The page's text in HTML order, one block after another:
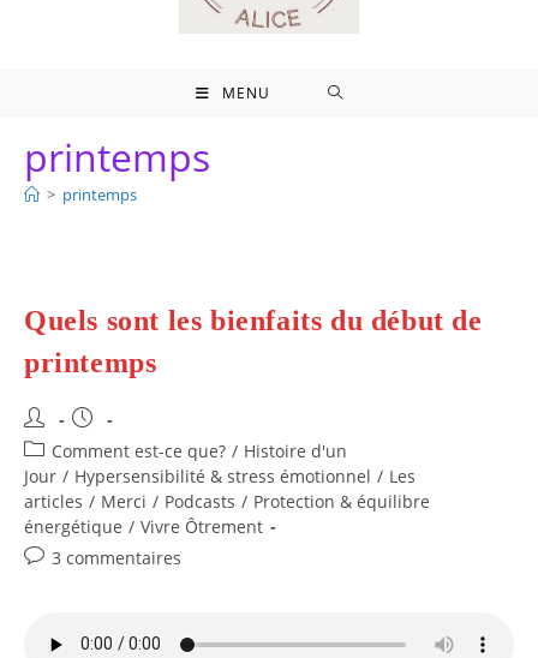
MENU
printemps
> printemps
Quels sont les bienfaits du début de
printemps
Auteur/autrice
de
la
publication :
Publication
publiée :
Post
category:
Comment est-ce que? / Histoire d'un
Jour / Hypersensibilité & stress émotionnel / Les
articles / Merci / Podcasts / Protection & équilibre
énergétique / Vivre Ôtrement
Commentaires
publication :
3 commentaires